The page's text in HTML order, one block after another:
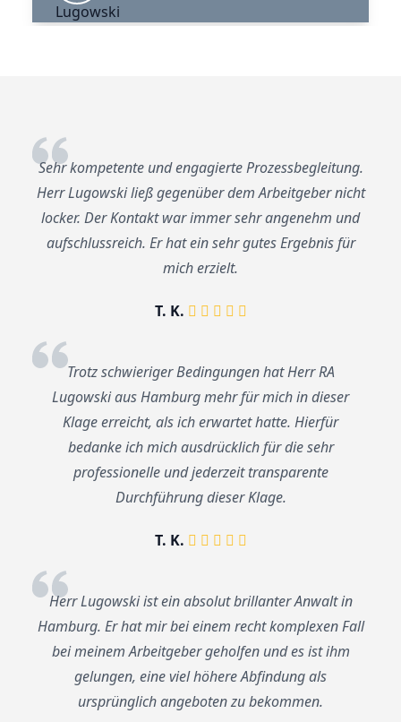
Sehr kompetente und engagierte Prozessbegleitung.
Herr Lugowski ließ gegenüber dem Arbeitgeber nicht
locker. Der Kontakt war immer sehr angenehm und
aufschlussreich. Er hat ein sehr gutes Ergebnis für
mich erzielt.
T. K.
Trotz schwieriger Bedingungen hat Herr RA
Lugowski aus Hamburg mehr für mich in dieser
Klage erreicht, als ich erwartet hatte. Hierfür
bedanke ich mich ausdrücklich für die sehr
professionelle und jederzeit transparente
Durchführung dieser Klage.
T. K.
Herr Lugowski ist ein absolut brillanter Anwalt in
Hamburg. Er hat mir bei einem recht komplexen Fall
bei meinem Arbeitgeber geholfen und es ist ihm
gelungen, eine viel höhere Abfindung als
ursprünglich angeboten zu bekommen.